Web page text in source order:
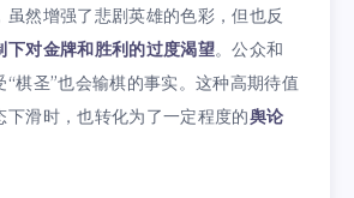
虽然增强了悲剧英雄的色彩，但也反
下对金牌和胜利的过度渴望。公众和
“棋圣”也会输棋的事实。这种高期待值
下滑时，也转化为了一定程度的舆论